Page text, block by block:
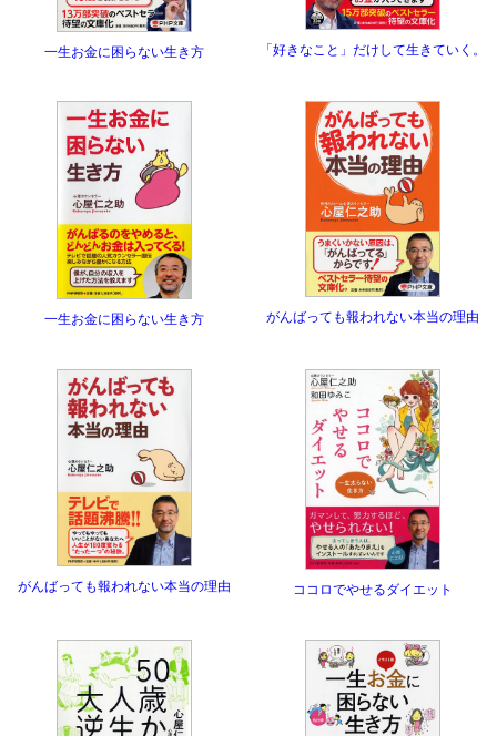
一生お金に困らない生き方 「好きなこと」だけして生きていく。
一生お金に困らない生き方 がんばっても報われない本当の理由
がんばっても報われない本当の理由 ココロでやせるダイエット